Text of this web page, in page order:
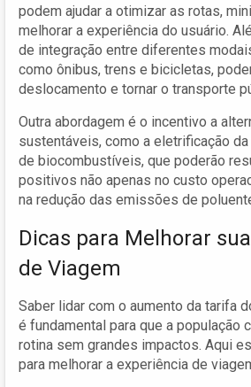
podem ajudar a otimizar as rotas,
melhorar a experiência do usuário.
de integração entre diferentes
como ônibus, trens e bicicletas,
deslocamento e tornar o transporte
Outra abordagem é o incentivo a
sustentáveis, como a eletrificação
de biocombustíveis, que poderão
positivos não apenas no custo
na redução das emissões de
Dicas para Melhorar
de Viagem
Saber lidar com o aumento da tarifa
é fundamental para que a população
rotina sem grandes impactos. Aqui
para melhorar a experiência de